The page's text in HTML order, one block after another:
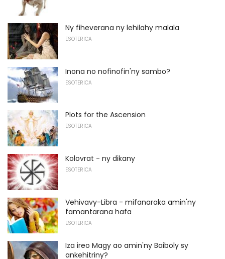
Ny fiheverana ny lehilahy malala
ESOTERICA
Inona no nofinofin'ny sambo?
ESOTERICA
Plots for the Ascension
ESOTERICA
Kolovrat - ny dikany
ESOTERICA
Vehivavy-Libra - mifanaraka amin'ny
famantarana hafa
ESOTERICA
Iza ireo Magy ao amin'ny Baiboly sy
ankehitriny?